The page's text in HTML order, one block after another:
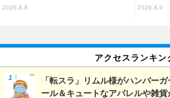
京会場フォトレポートが到着
2026.8.8
フィー
2弾登
2026.8.9
アクセスランキン
「転スラ」リムル様がハンバー
ール＆キュートなアパレルや雑貨